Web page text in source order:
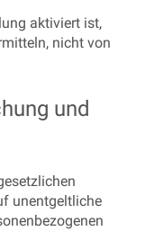
aktiviert ist,
nicht von
und
unentgeltliche